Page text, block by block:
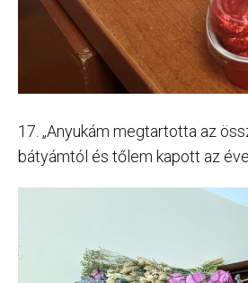
17. „Anyukám megtartotta az
bátyámtól és tőlem kapott az